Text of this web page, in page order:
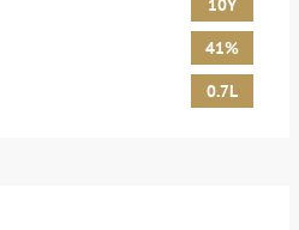
10Y
41%
0.7L
werden? Dann melden Sie sich